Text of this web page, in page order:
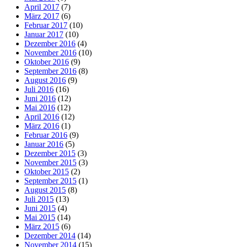
April 2017 (7)
März 2017 (6)
Februar 2017 (10)
Januar 2017 (10)
Dezember 2016 (4)
November 2016 (10)
Oktober 2016 (9)
September 2016 (8)
August 2016 (9)
Juli 2016 (16)
Juni 2016 (12)
Mai 2016 (12)
April 2016 (12)
März 2016 (1)
Februar 2016 (9)
Januar 2016 (5)
Dezember 2015 (3)
November 2015 (3)
Oktober 2015 (2)
September 2015 (1)
August 2015 (8)
Juli 2015 (13)
Juni 2015 (4)
Mai 2015 (14)
März 2015 (6)
Dezember 2014 (14)
November 2014 (15)